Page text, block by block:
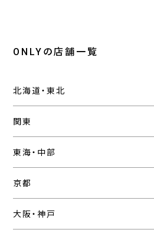
ONLYの店舗一覧
北海道・東北
関東
東海・中部
京都
大阪・神戸